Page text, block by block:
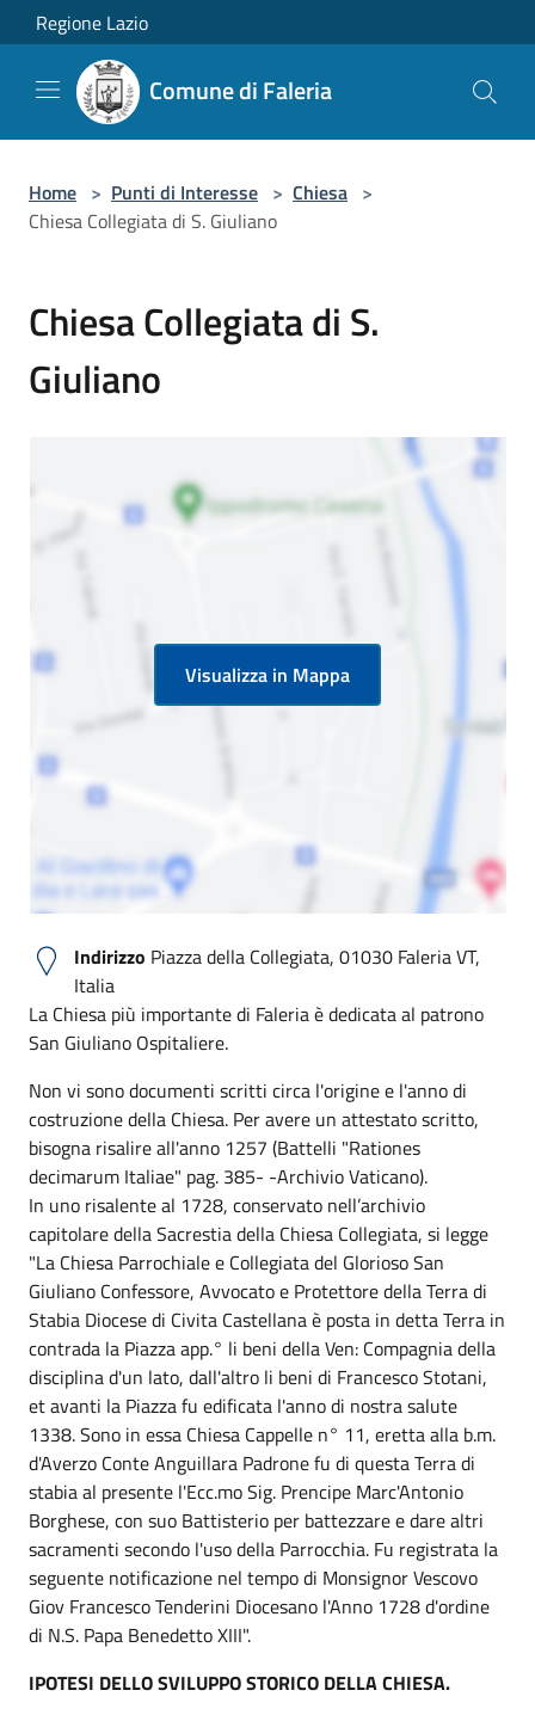
Salta al contenuto principale
Regione Lazio
Comune di Faleria
Home > Punti di Interesse > Chiesa >
Chiesa Collegiata di S. Giuliano
Chiesa Collegiata di S.
Giuliano
Visualizza in Mappa
Indirizzo Piazza della Collegiata, 01030 Faleria VT,
Italia
La Chiesa più importante di Faleria è dedicata al patrono
San Giuliano Ospitaliere.
Non vi sono documenti scritti circa l'origine e l'anno di
costruzione della Chiesa. Per avere un attestato scritto,
bisogna risalire all'anno 1257 (Battelli "Rationes
decimarum Italiae" pag. 385- -Archivio Vaticano).
In uno risalente al 1728, conservato nell’archivio
capitolare della Sacrestia della Chiesa Collegiata, si legge
"La Chiesa Parrochiale e Collegiata del Glorioso San
Giuliano Confessore, Avvocato e Protettore della Terra di
Stabia Diocese di Civita Castellana è posta in detta Terra in
contrada la Piazza app.° li beni della Ven: Compagnia della
disciplina d'un lato, dall'altro li beni di Francesco Stotani,
et avanti la Piazza fu edificata l'anno di nostra salute
1338. Sono in essa Chiesa Cappelle n° 11, eretta alla b.m.
d'Averzo Conte Anguillara Padrone fu di questa Terra di
stabia al presente l'Ecc.mo Sig. Prencipe Marc'Antonio
Borghese, con suo Battisterio per battezzare e dare altri
sacramenti secondo l'uso della Parrocchia. Fu registrata la
seguente notificazione nel tempo di Monsignor Vescovo
Giov Francesco Tenderini Diocesano l'Anno 1728 d'ordine
di N.S. Papa Benedetto XIII".
IPOTESI DELLO SVILUPPO STORICO DELLA CHIESA.